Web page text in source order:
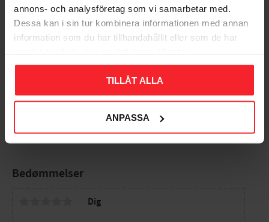
annons- och analysföretag som vi samarbetar med.
Dessa kan i sin tur kombinera informationen med annan
information som du har tillhandahållit eller som de har
TILLÅT ALLA
ANPASSA
Bedømmelser
Dig
413DKK
Gem som favorit